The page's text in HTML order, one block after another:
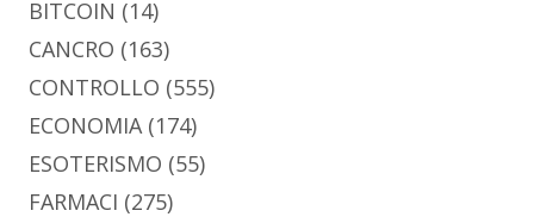
BITCOIN (14)
CANCRO (163)
CONTROLLO (555)
ECONOMIA (174)
ESOTERISMO (55)
FARMACI (275)